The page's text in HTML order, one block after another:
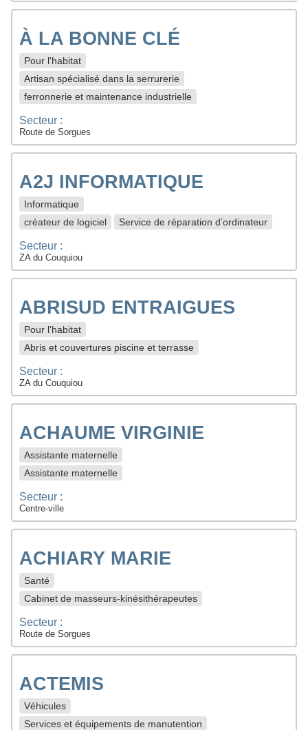
À LA BONNE CLÉ
Pour l'habitat
Artisan spécialisé dans la serrurerie
ferronnerie et maintenance industrielle
Secteur :
Route de Sorgues
A2J INFORMATIQUE
Informatique
créateur de logiciel
Service de réparation d’ordinateur
Secteur :
ZA du Couquiou
ABRISUD ENTRAIGUES
Pour l'habitat
Abris et couvertures piscine et terrasse
Secteur :
ZA du Couquiou
ACHAUME VIRGINIE
Assistante maternelle
Assistante maternelle
Secteur :
Centre-ville
ACHIARY MARIE
Santé
Cabinet de masseurs-kinésithérapeutes
Secteur :
Route de Sorgues
ACTEMIS
Véhicules
Services et équipements de manutention